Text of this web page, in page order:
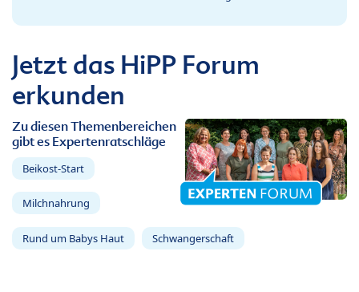
Jetzt das HiPP Forum
erkunden
Zu diesen Themenbereichen
gibt es Expertenratschläge
Beikost-Start
Milchnahrung
Rund um Babys Haut Schwangerschaft